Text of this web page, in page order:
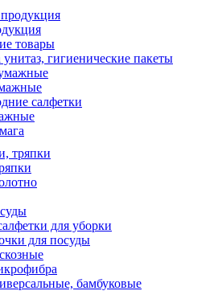
товары
гигиенические пакеты
салфетки
тряпки
для уборки
для посуды
бамбуковые